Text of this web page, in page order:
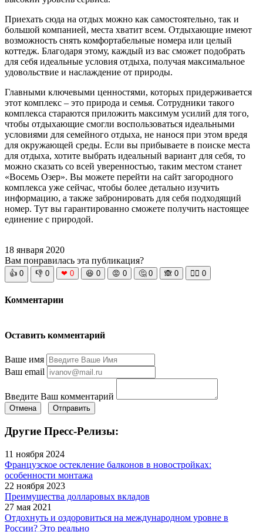
Приехать сюда на отдых можно как самостоятельно, так и
большой компанией, места хватит всем. Отдыхающие имеют
возможность снять комфортабельные номера или целый
коттедж. Благодаря этому, каждый из вас сможет подобрать
для себя идеальные условия отдыха, получая максимальное
удовольствие и наслаждение от природы.
Главными ключевыми ценностями, которых придерживается
этот комплекс – это природа и семья. Сотрудники такого
комплекса стараются приложить максимум усилий для того,
чтобы отдыхающие смогли воспользоваться идеальными
условиями для семейного отдыха, не нанося при этом вредя
для окружающей среды. Если вы прибываете в поиске места
для отдыха, хотите выбрать идеальный вариант для себя, то
можно сказать со всей уверенностью, таким местом станет
«Восемь Озер». Вы можете перейти на сайт загородного
комплекса уже сейчас, чтобы более детально изучить
информацию, а также забронировать для себя подходящий
номер. Тут вы гарантированно сможете получить настоящее
единение с природой.
18 января 2020
Вам понравилась эта публикация?
👍 0 👎 0 ❤ 0 😆 0 😡 0 🤔 0 🙈 0 🧘‍♀️ 0
Комментарии
Оставить комментарий
Ваше имя
Ваш email
Введите Ваш комментарий
Отмена Отправить
Другие Пресс-Релизы:
11 ноября 2024
Французское остекление балконов в новостройках:
особенности монтажа
22 ноября 2023
Преимущества долларовых вкладов
27 мая 2021
Отдохнуть и оздоровиться на международном уровне в
России? Это реально